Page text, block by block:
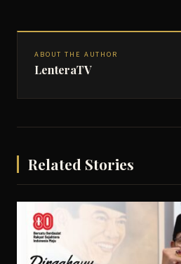
ABOUT THE AUTHOR
LenteraTV
Related Stories